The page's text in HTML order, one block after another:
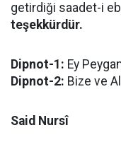
getirdiği saadet-i
teşekkürdür.
Dipnot-1: Ey
Dipnot-2: Bize ve
Said Nursî